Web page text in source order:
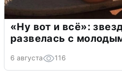
«Ну вот и всё»:
развелась с
6 августа 116